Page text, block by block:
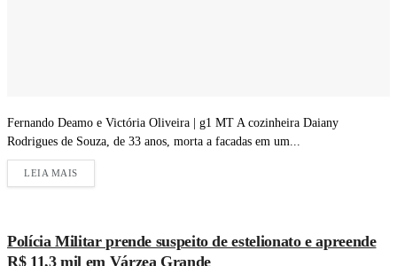
Fernando Deamo e Victória Oliveira | g1 MT A cozinheira Daiany
Rodrigues de Souza, de 33 anos, morta a facadas em um...
LEIA MAIS
Polícia Militar prende suspeito de estelionato e apreende
R$ 11,3 mil em Várzea Grande